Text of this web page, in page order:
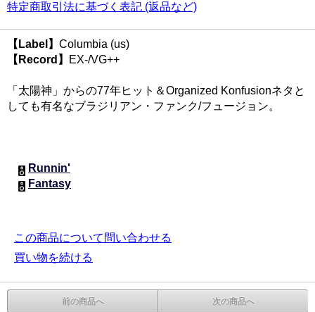
特定商取引法に基づく表記 (返品など)
【Label】 Columbia (us)
【Record】
EX-/VG++
「太陽神」からの77年ヒット＆Organized Konfusionネタと
しても有名なブラジリアン・ファンク/フュージョン。
Runnin'
Fantasy
この商品について問い合わせる
買い物を続ける
前の商品へ 次の商品へ